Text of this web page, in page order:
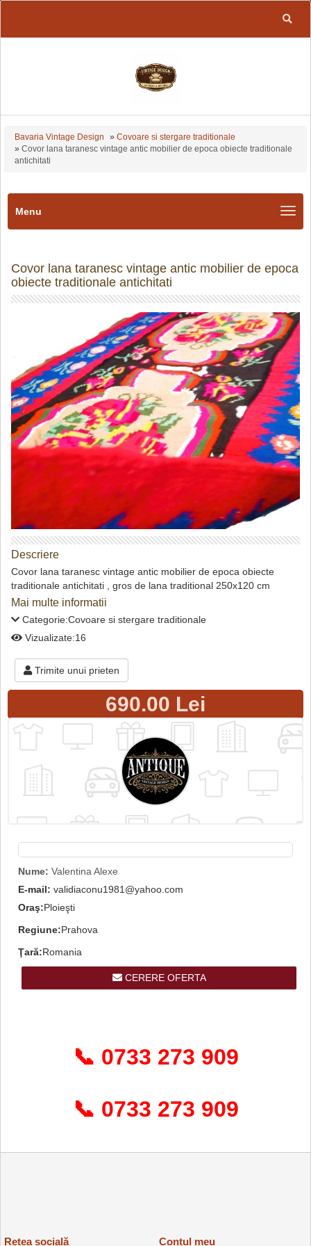
Bavaria Vintage Design » Covoare si stergare traditionale
» Covor lana taranesc vintage antic mobilier de epoca obiecte traditionale
antichitati
Menu
Covor lana taranesc vintage antic mobilier de epoca
obiecte traditionale antichitati
Descriere
Covor lana taranesc vintage antic mobilier de epoca obiecte
traditionale antichitati , gros de lana traditional 250x120 cm
Mai multe informatii
Categorie:Covoare si stergare traditionale
Vizualizate:16
Trimite unui prieten
690.00 Lei
Nume: Valentina Alexe
E-mail: validiaconu1981@yahoo.com
Oraş:Ploieşti
Regiune:Prahova
Ţară:Romania
CERERE OFERTA
📞 0733 273 909
📞 0733 273 909
Rețea socială Contul meu